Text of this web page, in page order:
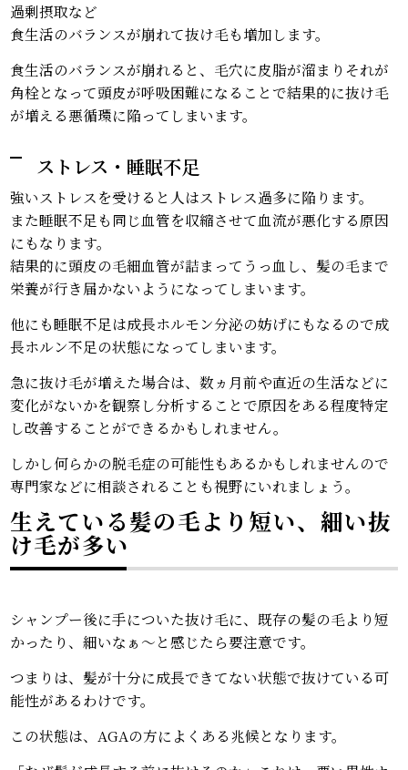
過剰摂取など
食生活のバランスが崩れて抜け毛も増加します。
食生活のバランスが崩れると、毛穴に皮脂が溜まりそれが
角栓となって頭皮が呼吸困難になることで結果的に抜け毛
が増える悪循環に陥ってしまいます。
ストレス・睡眠不足
強いストレスを受けると人はストレス過多に陥ります。
また睡眠不足も同じ血管を収縮させて血流が悪化する原因
にもなります。
結果的に頭皮の毛細血管が詰まってうっ血し、髪の毛まで
栄養が行き届かないようになってしまいます。
他にも睡眠不足は成長ホルモン分泌の妨げにもなるので成
長ホルン不足の状態になってしまいます。
急に抜け毛が増えた場合は、数ヵ月前や直近の生活などに
変化がないかを観察し分析することで原因をある程度特定
し改善することができるかもしれません。
しかし何らかの脱毛症の可能性もあるかもしれませんので
専門家などに相談されることも視野にいれましょう。
生えている髪の毛より短い、細い抜
け毛が多い
シャンプー後に手についた抜け毛に、既存の髪の毛より短
かったり、細いなぁ～と感じたら要注意です。
つまりは、髪が十分に成長できてない状態で抜けている可
能性があるわけです。
この状態は、AGAの方によくある兆候となります。